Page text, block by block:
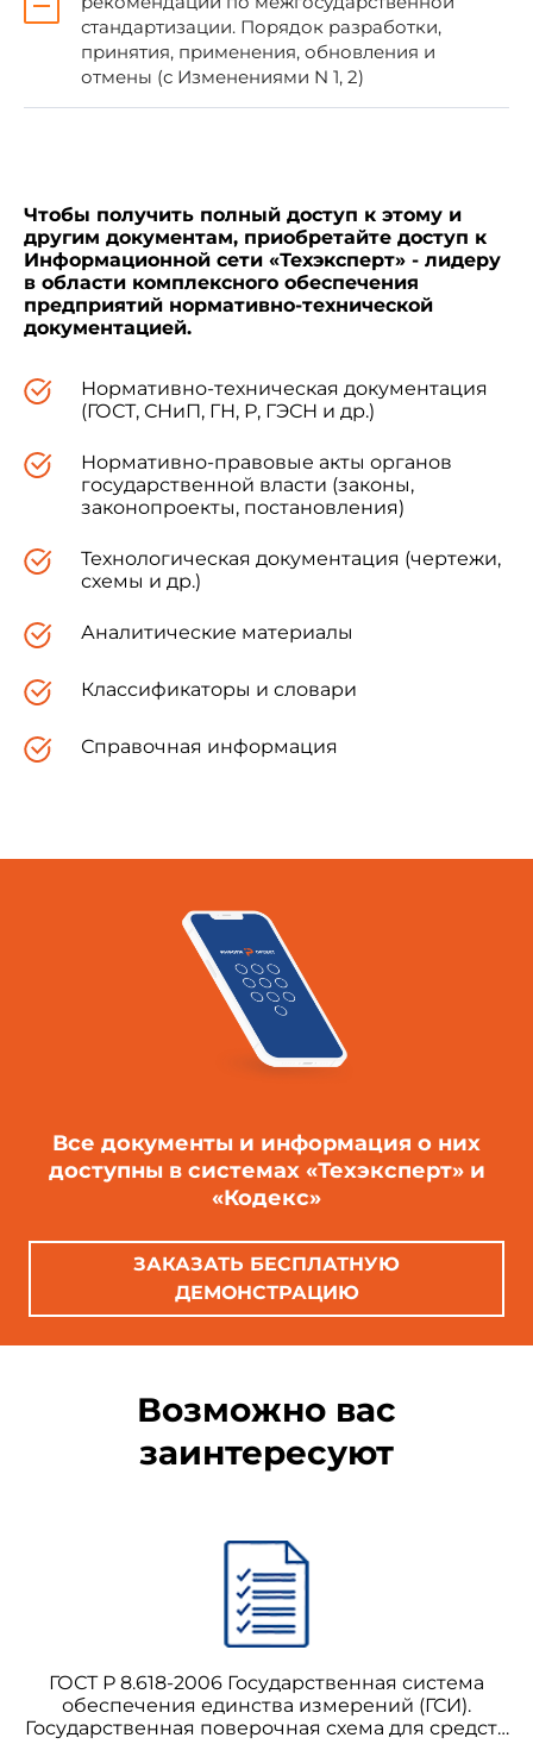
Краткое наименование
страны по МК (ИСО 3166)
Код страны по МК
(ИСО 3166) 004-
Армения AM
Беларусь BY
Грузия GE
Киргизия KG
Российская Федерация RU
Таджикистан TJ
стандартизации. Порядок разработки,
принятия, применения, обновления и
отмены (с Изменениями N 1, 2)
Чтобы получить полный доступ к этому и
другим документам, приобретайте доступ к
Информационной сети «Техэксперт» - лидеру
в области комплексного обеспечения
предприятий нормативно-технической
документацией.
Нормативно-техническая документация
(ГОСТ, СНиП, ГН, Р, ГЭСН и др.)
Нормативно-правовые акты органов
государственной власти (законы,
законопроекты, постановления)
Технологическая документация (чертежи,
схемы и др.)
Аналитические материалы
Классификаторы и словари
Справочная информация
Все документы и информация о них
доступны в системах «Техэксперт» и
«Кодекс»
ЗАКАЗАТЬ БЕСПЛАТНУЮ
ДЕМОНСТРАЦИЮ
Возможно вас
заинтересуют
ГОСТ Р 8.618-2006 Государственная система
обеспечения единства измерений (ГСИ).
Государственная поверочная схема для средств